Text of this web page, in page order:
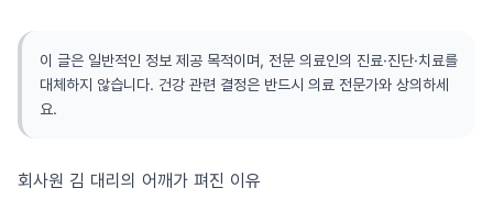
이 글은 일반적인 정보 제공 목적이며, 전문 의료인의 진료·진단·치료를
대체하지 않습니다. 건강 관련 결정은 반드시 의료 전문가와 상의하세
요.
회사원 김 대리의 어깨가 펴진 이유